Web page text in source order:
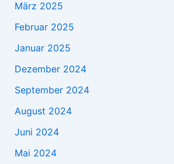
März 2025
Februar 2025
Januar 2025
Dezember 2024
September 2024
August 2024
Juni 2024
Mai 2024